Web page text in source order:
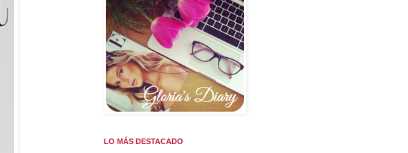
LO MÁS DESTACADO